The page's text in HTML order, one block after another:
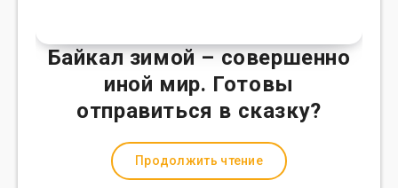
Байкал зимой – совершенно
иной мир. Готовы
отправиться в сказку?
Продолжить чтение